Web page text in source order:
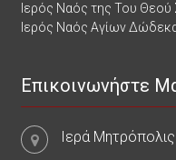
Ιερός Ναός της Του Θεού
Ιερός Ναός Αγίων
Επικοινωνήστε
Ιερά